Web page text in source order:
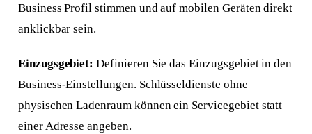
Business Profil stimmen und auf mobilen Geräten direkt
anklickbar sein.
Einzugsgebiet: Definieren Sie das Einzugsgebiet in den
Business-Einstellungen. Schlüsseldienste ohne
physischen Ladenraum können ein Servicegebiet statt
einer Adresse angeben.